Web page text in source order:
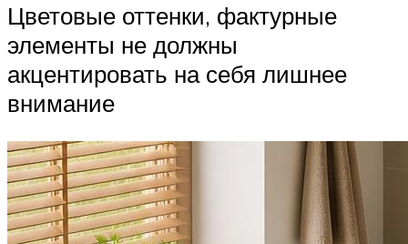
Цветовые оттенки, фактурные
элементы не должны
акцентировать на себя лишнее
внимание